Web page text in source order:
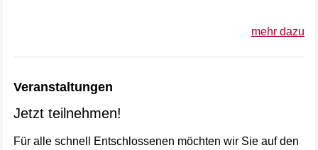
mehr dazu
Veranstaltungen
Jetzt teilnehmen!
Für alle schnell Entschlossenen möchten wir Sie auf den